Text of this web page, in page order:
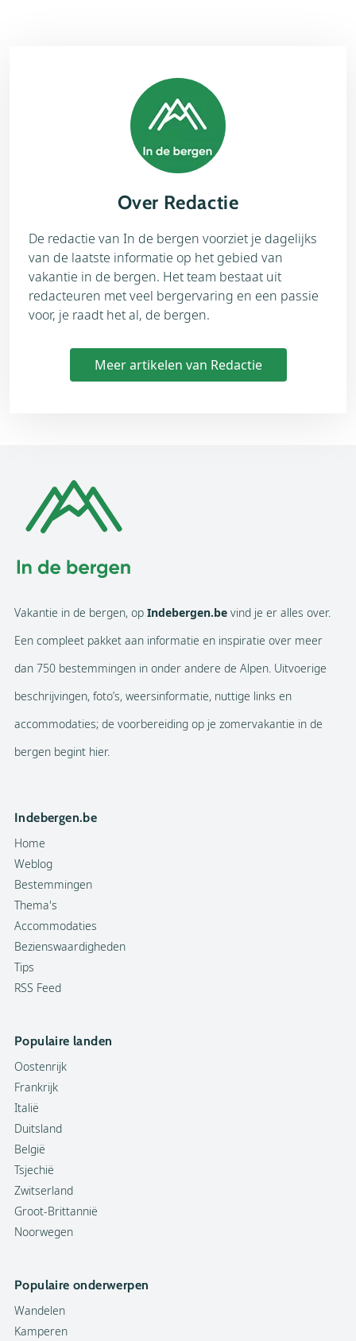
Over Redactie
De redactie van In de bergen voorziet je dagelijks
van de laatste informatie op het gebied van
vakantie in de bergen. Het team bestaat uit
redacteuren met veel bergervaring en een passie
voor, je raadt het al, de bergen.
Meer artikelen van Redactie
Vakantie in de bergen, op Indebergen.be vind je er alles over.
Een compleet pakket aan informatie en inspiratie over meer
dan 750 bestemmingen in onder andere de Alpen. Uitvoerige
beschrijvingen, foto’s, weersinformatie, nuttige links en
accommodaties; de voorbereiding op je zomervakantie in de
bergen begint hier.
Indebergen.be
Home
Weblog
Bestemmingen
Thema's
Accommodaties
Bezienswaardigheden
Tips
RSS Feed
Populaire landen
Oostenrijk
Frankrijk
Italië
Duitsland
België
Tsjechië
Zwitserland
Groot-Brittannië
Noorwegen
Populaire onderwerpen
Wandelen
Kamperen